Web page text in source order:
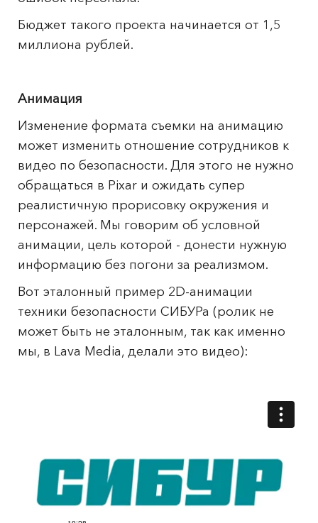
Бюджет такого проекта начинается от 1,5
миллиона рублей.
Анимация
Изменение формата съемки на анимацию
может изменить отношение сотрудников к
видео по безопасности. Для этого не нужно
обращаться в Pixar и ожидать супер
реалистичную прорисовку окружения и
персонажей. Мы говорим об условной
анимации, цель которой - донести нужную
информацию без погони за реализмом.
Вот эталонный пример 2D-анимации
техники безопасности СИБУРа (ролик не
может быть не эталонным, так как именно
мы, в Lava Media, делали это видео):